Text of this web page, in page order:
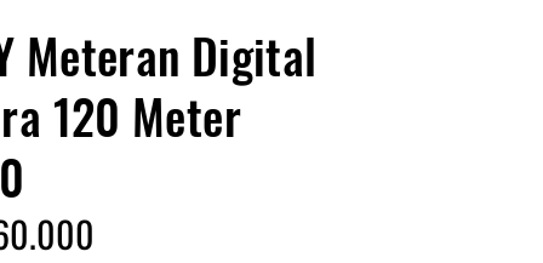
Meteran Digital
120 Meter